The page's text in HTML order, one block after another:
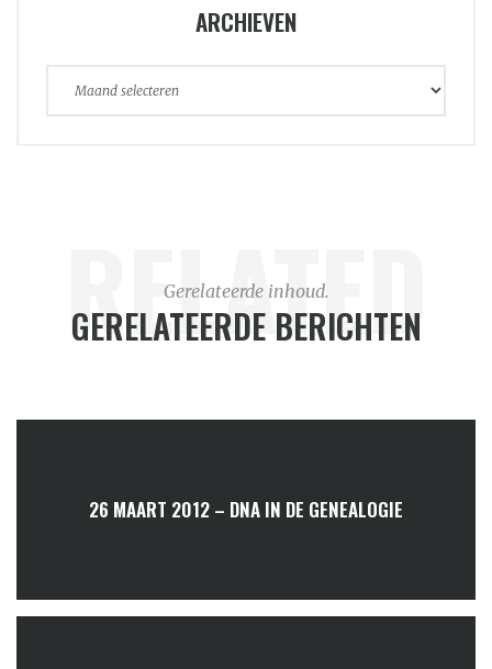
ARCHIEVEN
Archieven
RELATED
Gerelateerde inhoud.
GERELATEERDE BERICHTEN
26 MAART 2012 – DNA IN DE GENEALOGIE